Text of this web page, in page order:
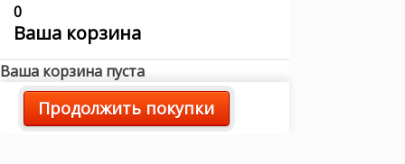
0
Ваша корзина
Ваша корзина пуста
Продолжить покупки